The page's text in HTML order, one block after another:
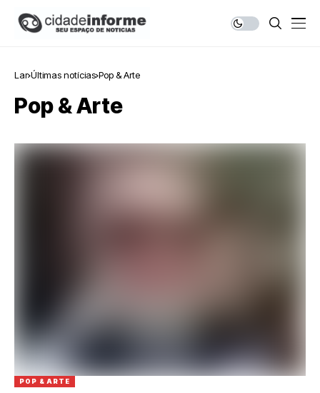
Lar Últimas notícias Pop & Arte
Pop & Arte
POP & ARTE